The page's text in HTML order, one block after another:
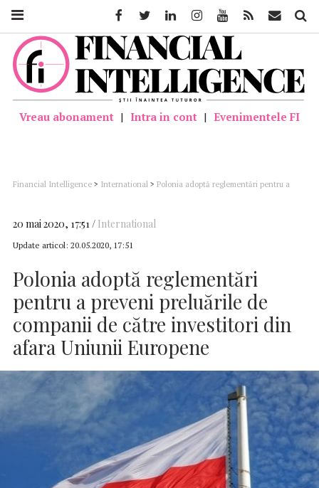
Vreau abonament | Intra in cont | Evenimentele FI
Financial Intelligence > International > Polonia adoptă reglementări pentru a
20 mai 2020, 17:51 International
Update articol: 20.05.2020, 17:51
Polonia adoptă reglementări
pentru a preveni preluările de
companii de către investitori din
afara Uniunii Europene
FacebookTwitter LinkedinInstagramYoutube Feed Mail